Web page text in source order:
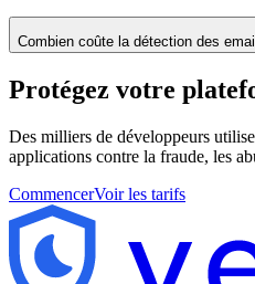
Combien coûte la détection des
Protégez votre
Des milliers de développeurs
applications contre la fraude, les
CommencerVoir les tarifs